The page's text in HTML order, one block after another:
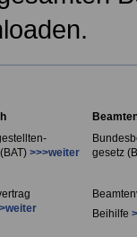
>>>weiter
gesetz
Beihilfe